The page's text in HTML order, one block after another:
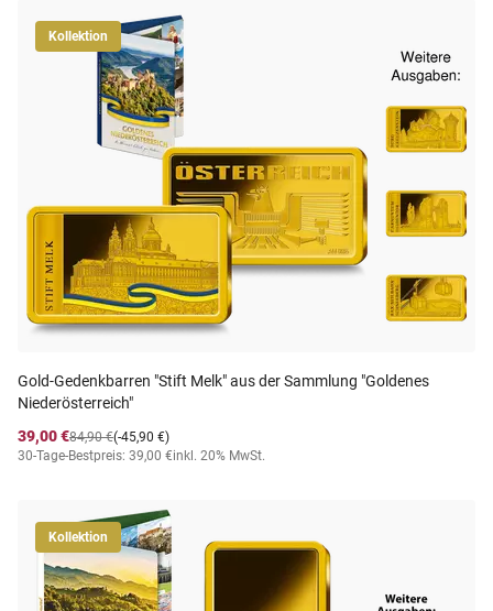
Kollektion
Gold-Gedenkbarren "Stift Melk" aus der Sammlung "Goldenes
Niederösterreich"
39,00 €
(-45,90 €)
84,90 €
30-Tage-Bestpreis: 39,00 €inkl. 20% MwSt.
Kollektion